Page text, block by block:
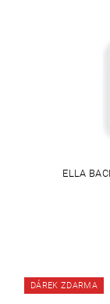
ELLA
DÁREK ZDARMA